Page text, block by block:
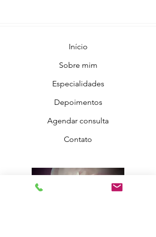
Início
Sobre mim
Especialidades
Depoimentos
Agendar consulta
Contato